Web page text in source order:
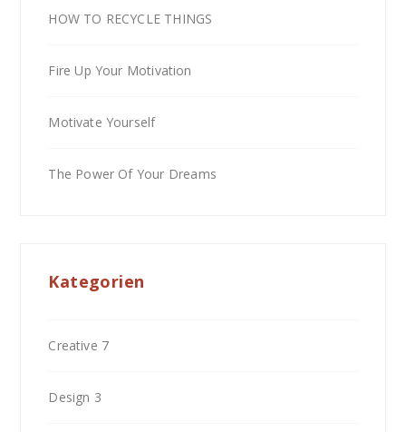
HOW TO RECYCLE THINGS
Fire Up Your Motivation
Motivate Yourself
The Power Of Your Dreams
Kategorien
Creative 7
Design 3